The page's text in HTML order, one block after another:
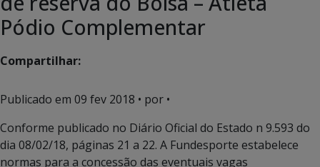
Pódio Complementar
Compartilhar:
Publicado em 09 fev 2018 • por •
Conforme publicado no Diário Oficial do Estado n 9.593 do
dia 08/02/18, páginas 21 a 22. A Fundesporte estabelece
normas para a concessão das eventuais vagas